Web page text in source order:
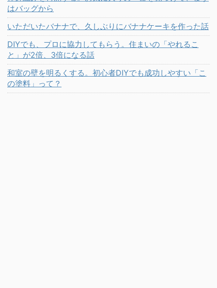
はバッグから
いただいたバナナで、久しぶりにバナナケーキを作った話
DIYでも、プロに協力してもらう。住まいの「やれるこ
と」が2倍、3倍になる話
和室の壁を明るくする。初心者DIYでも成功しやすい「こ
の塗料」って？